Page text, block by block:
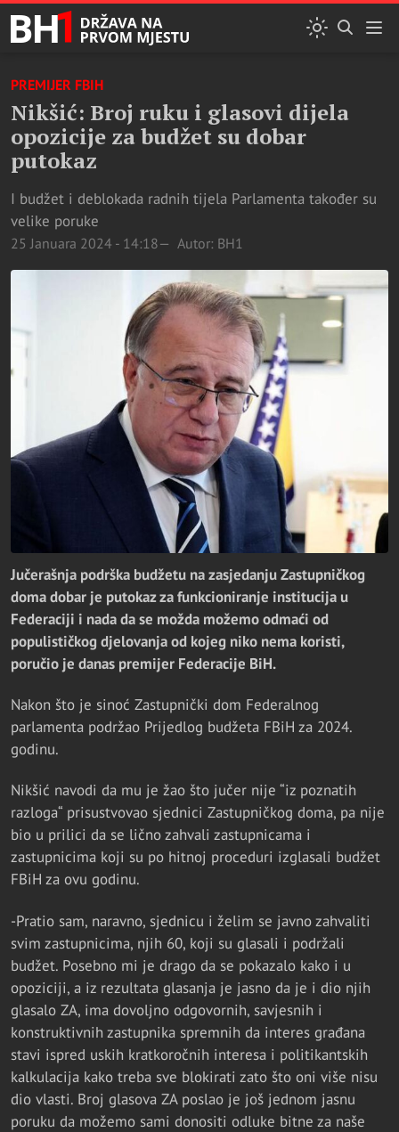
PREMIJER FBIH
Nikšić: Broj ruku i glasovi dijela
opozicije za budžet su dobar
putokaz
I budžet i deblokada radnih tijela Parlamenta također su
velike poruke
25 Januara 2024 - 14:18 Autor: BH1
Jučerašnja podrška budžetu na zasjedanju Zastupničkog
doma dobar je putokaz za funkcioniranje institucija u
Federaciji i nada da se možda možemo odmaći od
populističkog djelovanja od kojeg niko nema koristi,
poručio je danas premijer Federacije BiH.
Nakon što je sinoć Zastupnički dom Federalnog
parlamenta podržao Prijedlog budžeta FBiH za 2024.
godinu.
Nikšić navodi da mu je žao što jučer nije “iz poznatih
razloga“ prisustvovao sjednici Zastupničkog doma, pa nije
bio u prilici da se lično zahvali zastupnicama i
zastupnicima koji su po hitnoj proceduri izglasali budžet
FBiH za ovu godinu.
-Pratio sam, naravno, sjednicu i želim se javno zahvaliti
svim zastupnicima, njih 60, koji su glasali i podržali
budžet. Posebno mi je drago da se pokazalo kako i u
opoziciji, a iz rezultata glasanja je jasno da je i dio njih
glasalo ZA, ima dovoljno odgovornih, savjesnih i
konstruktivnih zastupnika spremnih da interes građana
stavi ispred uskih kratkoročnih interesa i politikantskih
kalkulacija kako treba sve blokirati zato što oni više nisu
dio vlasti. Broj glasova ZA poslao je još jednom jasnu
poruku da možemo sami donositi odluke bitne za naše